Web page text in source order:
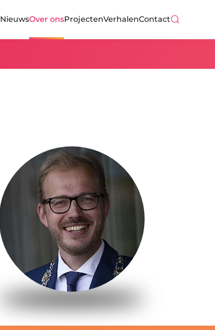
NieuwsOver onsProjectenVerhalenContact